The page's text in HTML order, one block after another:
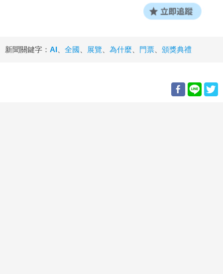
新聞關鍵字： AI 全國 展覽 為什麼 門票 頒獎典禮